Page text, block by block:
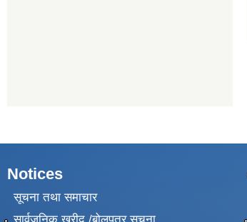
Notices
सूचना तथा समाचार